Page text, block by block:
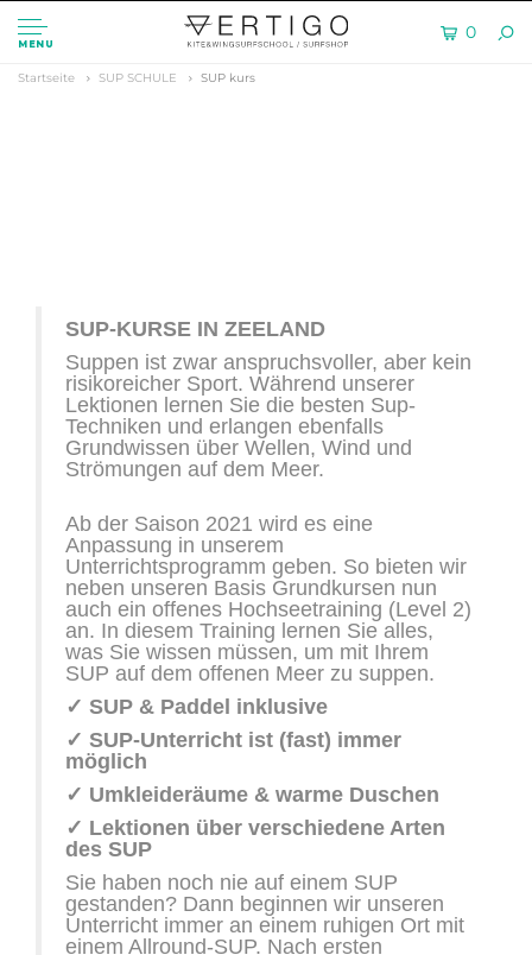
MENU
0
Startseite SUP SCHULE SUP kurs
SUP-KURSE IN ZEELAND
Suppen ist zwar anspruchsvoller, aber kein
risikoreicher Sport. Während unserer
Lektionen lernen Sie die besten Sup-
Techniken und erlangen ebenfalls
Grundwissen über Wellen, Wind und
Strömungen auf dem Meer.
Ab der Saison 2021 wird es eine
Anpassung in unserem
Unterrichtsprogramm geben. So bieten wir
neben unseren Basis Grundkursen nun
auch ein offenes Hochseetraining (Level 2)
an. In diesem Training lernen Sie alles,
was Sie wissen müssen, um mit Ihrem
SUP auf dem offenen Meer zu suppen.
✓ SUP & Paddel inklusive
✓ SUP-Unterricht ist (fast) immer
möglich
✓ Umkleideräume & warme Duschen
✓ Lektionen über verschiedene Arten
des SUP
Sie haben noch nie auf einem SUP
gestanden? Dann beginnen wir unseren
Unterricht immer an einem ruhigen Ort mit
einem Allround-SUP. Nach ersten